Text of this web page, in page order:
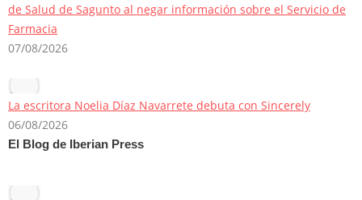
de Salud de Sagunto al negar información sobre el Servicio de
Farmacia
07/08/2026
La escritora Noelia Díaz Navarrete debuta con Sincerely
06/08/2026
El Blog de Iberian Press